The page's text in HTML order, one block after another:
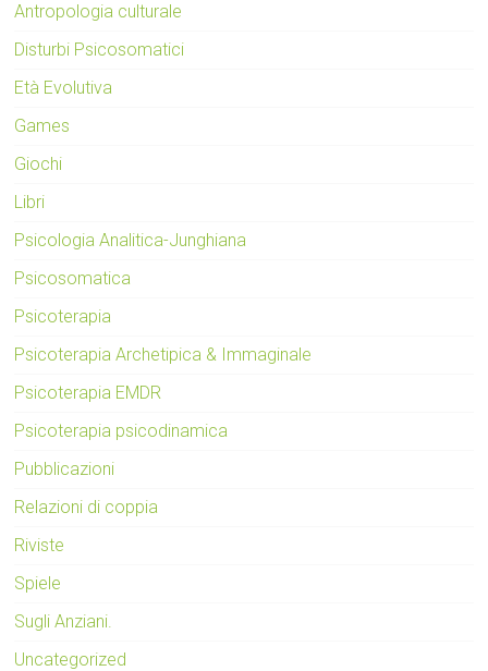
Antropologia culturale
Disturbi Psicosomatici
Età Evolutiva
Games
Giochi
Libri
Psicologia Analitica-Junghiana
Psicosomatica
Psicoterapia
Psicoterapia Archetipica & Immaginale
Psicoterapia EMDR
Psicoterapia psicodinamica
Pubblicazioni
Relazioni di coppia
Riviste
Spiele
Sugli Anziani.
Uncategorized